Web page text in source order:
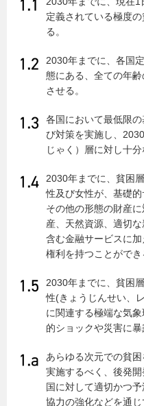
定義されている極度
る。
2030年までに、各国
態にある、全ての年
させる。
各国において最低限
び対策を実施し、
じゃく）層に対し十分
2030年までに、貧困
性及び女性が、基礎
その他の形態の財産
産、天然資源、適切
含む金融サービスに
権利を持つことができ
2030年までに、貧困
性(きょうじんせい、
に関連する極端な気
的ショックや災害に暴
あらゆる次元での貧
実施するべく、後発
国に対して適切かつ
協力の強化などを通